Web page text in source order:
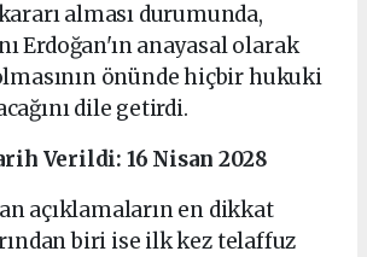
alması durumunda,
Erdoğan'ın anayasal olarak
önünde hiçbir hukuki
dile getirdi.
Verildi: 16 Nisan 2028
açıklamaların en dikkat
biri ise ilk kez telaffuz